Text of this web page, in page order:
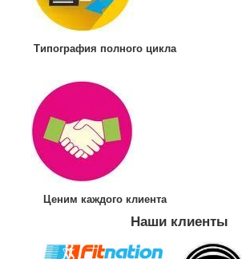
Типография полного цикла
Ценим каждого клиента
Наши клиенты